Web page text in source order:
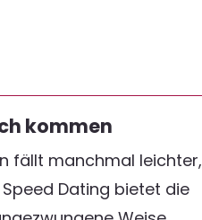
kommen
fällt manchmal leichter,
Dating bietet die